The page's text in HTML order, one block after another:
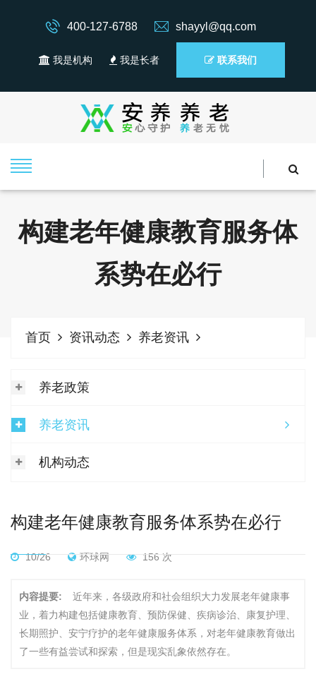
400-127-6788 shayyl@qq.com
我是机构 我是长者 联系我们
构建老年健康教育服务体
系势在必行
首页 资讯动态 养老资讯
养老政策
养老资讯
机构动态
构建老年健康教育服务体系势在必行
10/26 环球网 156 次
内容提要:
近年来，各级政府和社会组织大力发展老年健康事
业，着力构建包括健康教育、预防保健、疾病诊治、康复护理、
长期照护、安宁疗护的老年健康服务体系，对老年健康教育做出
了一些有益尝试和探索，但是现实乱象依然存在。